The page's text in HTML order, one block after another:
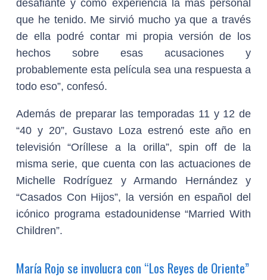
desafiante y como experiencia la más personal
que he tenido. Me sirvió mucho ya que a través
de ella podré contar mi propia versión de los
hechos sobre esas acusaciones y
probablemente esta película sea una respuesta a
todo eso”, confesó.
Además de preparar las temporadas 11 y 12 de
“40 y 20”, Gustavo Loza estrenó este año en
televisión “Oríllese a la orilla”, spin off de la
misma serie, que cuenta con las actuaciones de
Michelle Rodríguez y Armando Hernández y
“Casados Con Hijos”, la versión en español del
icónico programa estadounidense “Married With
Children”.
María Rojo se involucra con “Los Reyes de Oriente”